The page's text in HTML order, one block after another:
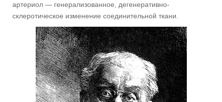
артериол — генерализованное, дегенеративно-
склеротическое изменение соединительной ткани.